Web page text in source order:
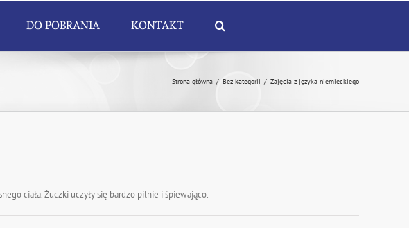
DO POBRANIA KONTAKT
Strona główna / Bez kategorii / Zajęcia z języka niemieckiego
ciała. Żuczki uczyły się bardzo pilnie i śpiewająco.